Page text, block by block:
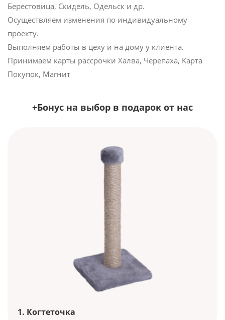
Берестовица, Скидель, Одельск и др.
Осуществляем изменения по индивидуальному
проекту.
Выполняем работы в цеху и на дому у клиента.
Принимаем карты рассрочки Халва, Черепаха, Карта
Покупок, Магнит
+Бонус на выбор в подарок от нас
1. Когтеточка